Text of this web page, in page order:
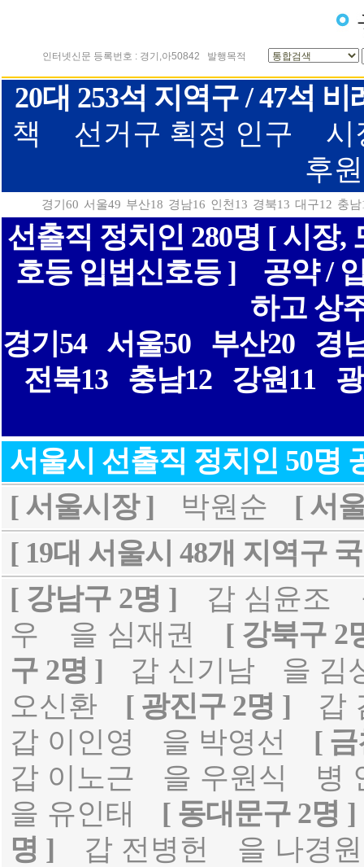
인터넷신문 등록번호 : 경기,아50842 발행목적
20대 253석 지역구 / 47석
책
선거구 획정 인구
시
후
경기60 서울49 부산18 경남16 인천13 경북13 대구12 충남
선출직 정치인 280명 [ 시장,
호등 입법신호등 ]
공약 /
하고 상
경기54
서울50 부산20
경
전북13
충남12 강원11
서울시 선출직 정치인 50명
[ 서울시장 ]
박원순
[ 서
[ 19대 서울시 48개 지역구
[ 강남구 2명 ]
갑 심윤조
우
을 심재권
[ 강북구 2
구 2명 ]
갑 신기남
을 김
오신환
[ 광진구 2명 ]
갑
갑 이인영
을 박영선
[
갑 이노근
을 우원식
병
을 유인태
[ 동대문구 2명 ]
명 ]
갑 전병헌
을 나경원